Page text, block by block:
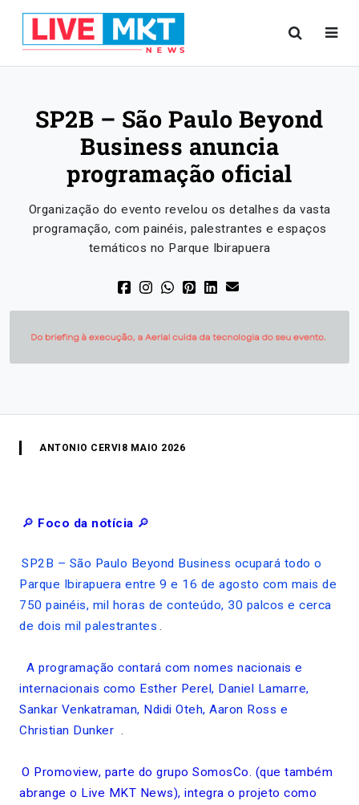
SP2B – São Paulo Beyond
Business anuncia
programação oficial
Organização do evento revelou os detalhes da vasta
programação, com painéis, palestrantes e espaços
temáticos no Parque Ibirapuera
ANTONIO CERVI 8 MAIO 2026
🔎 Foco da notícia 🔎
SP2B – São Paulo Beyond Business ocupará todo o
Parque Ibirapuera entre 9 e 16 de agosto com mais de
750 painéis, mil horas de conteúdo, 30 palcos e cerca
de dois mil palestrantes .
A programação contará com nomes nacionais e
internacionais como Esther Perel, Daniel Lamarre,
Sankar Venkatraman, Ndidi Oteh, Aaron Ross e
Christian Dunker .
O Promoview, parte do grupo SomosCo. (que também
abrange o Live MKT News), integra o projeto como